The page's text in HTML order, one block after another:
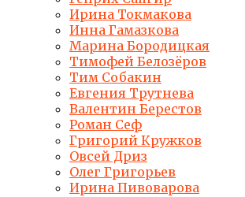
Ирина Токмакова
Инна Гамазкова
Марина Бородицкая
Тимофей Белозёров
Тим Собакин
Евгения Трутнева
Валентин Берестов
Роман Сеф
Григорий Кружков
Овсей Дриз
Олег Григорьев
Ирина Пивоварова